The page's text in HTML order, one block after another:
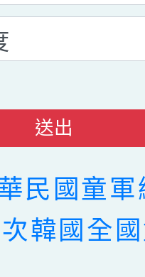
送出
民國童
韓國全